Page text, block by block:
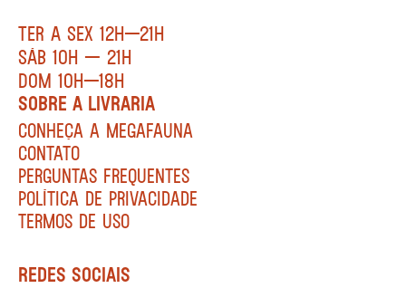
TER A SEX 12H—21H
SÁB 10H — 21H
DOM 10H—18H
SOBRE A LIVRARIA
CONHEÇA A MEGAFAUNA
CONTATO
PERGUNTAS FREQUENTES
POLÍTICA DE PRIVACIDADE
TERMOS DE USO
REDES SOCIAIS